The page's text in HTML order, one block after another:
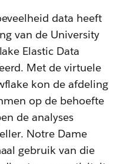
data heeft
van de University
Elastic Data
Met de virtuele
kon de afdeling
op de behoefte
de analyses
Notre Dame
gebruik van die